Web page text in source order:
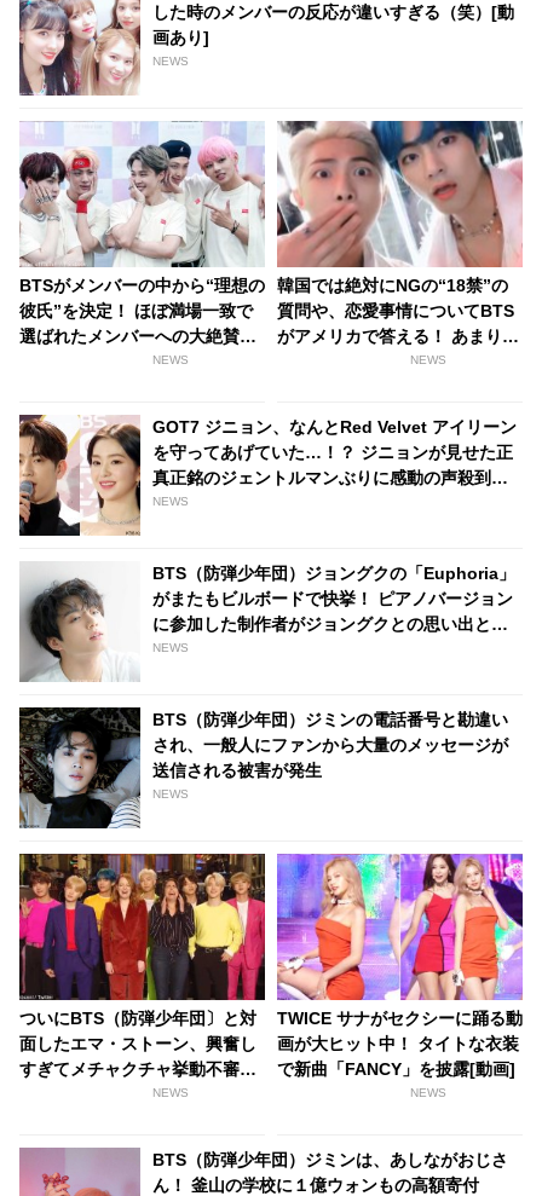
した時のメンバーの反応が違いすぎる（笑）[動
画あり]
NEWS
BTSがメンバーの中から“理想の
彼氏”を決定！ ほぼ満場一致で
選ばれたメンバーへの大絶賛の
理由に胸キュン必至！ 7人の美
女にも優しくしてくれると思
う」
NEWS
韓国では絶対にNGの“18禁”の
質問や、恋愛事情についてBTS
がアメリカで答える！ あまりに
もオープンな質問に、通訳者も
NEWS
GOT7 ジニョン、なんとRed Velvet アイリーン
を守ってあげていた…！？ ジニョンが見せた正
真正銘のジェントルマンぶりに感動の声殺到…
自然な気遣いと素晴らしい機転に脱帽
NEWS
BTS（防弾少年団）ジョングクの「Euphoria」
がまたもビルボードで快挙！ ピアノバージョン
に参加した制作者がジョングクとの思い出と彼
への深い感謝を語る
NEWS
BTS（防弾少年団）ジミンの電話番号と勘違い
され、一般人にファンから大量のメッセージが
送信される被害が発生
NEWS
ついにBTS（防弾少年団〕と対
面したエマ・ストーン、興奮し
すぎてメチャクチャ挙動不審
NEWS
TWICE サナがセクシーに踊る動
画が大ヒット中！ タイトな衣装
で新曲「FANCY」を披露[動画]
NEWS
BTS（防弾少年団）ジミンは、あしながおじさ
ん！ 釜山の学校に１億ウォンもの高額寄付